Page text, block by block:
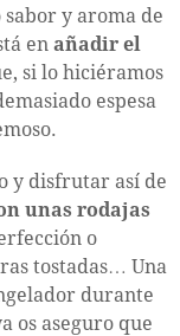
y aroma de
en añadir el
si lo hiciéramos
espesa
y disfrutar así de
unas rodajas
o
tostadas… Una
durante
os aseguro que